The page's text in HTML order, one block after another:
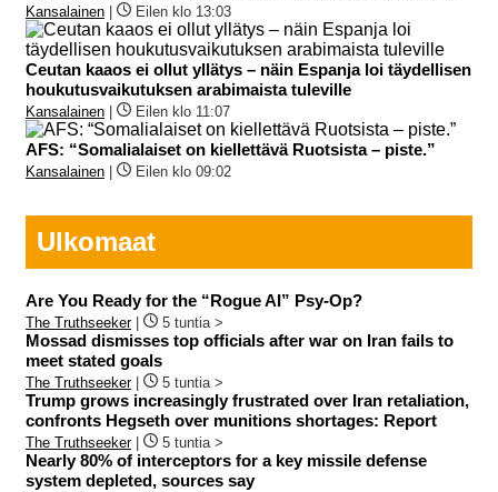
Kansalainen Eilen klo 13:03
Ceutan kaaos ei ollut yllätys – näin Espanja loi täydellisen
houkutusvaikutuksen arabimaista tuleville
Kansalainen Eilen klo 11:07
AFS: “Somalialaiset on kiellettävä Ruotsista – piste.”
Kansalainen Eilen klo 09:02
Ulkomaat
Are You Ready for the “Rogue AI” Psy-Op?
The Truthseeker| 5 tuntia >
Mossad dismisses top officials after war on Iran fails to
meet stated goals
The Truthseeker| 5 tuntia >
Trump grows increasingly frustrated over Iran retaliation,
confronts Hegseth over munitions shortages: Report
The Truthseeker| 5 tuntia >
Nearly 80% of interceptors for a key missile defense
system depleted, sources say